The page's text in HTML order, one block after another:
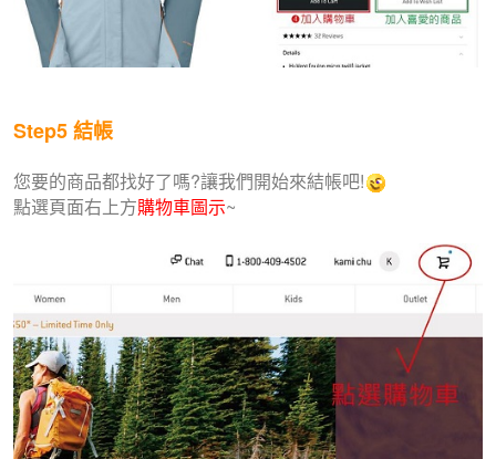
Step5結帳
您要的商品都找好了嗎?讓我們開始來結帳吧!
點選頁面右上方購物車圖示~